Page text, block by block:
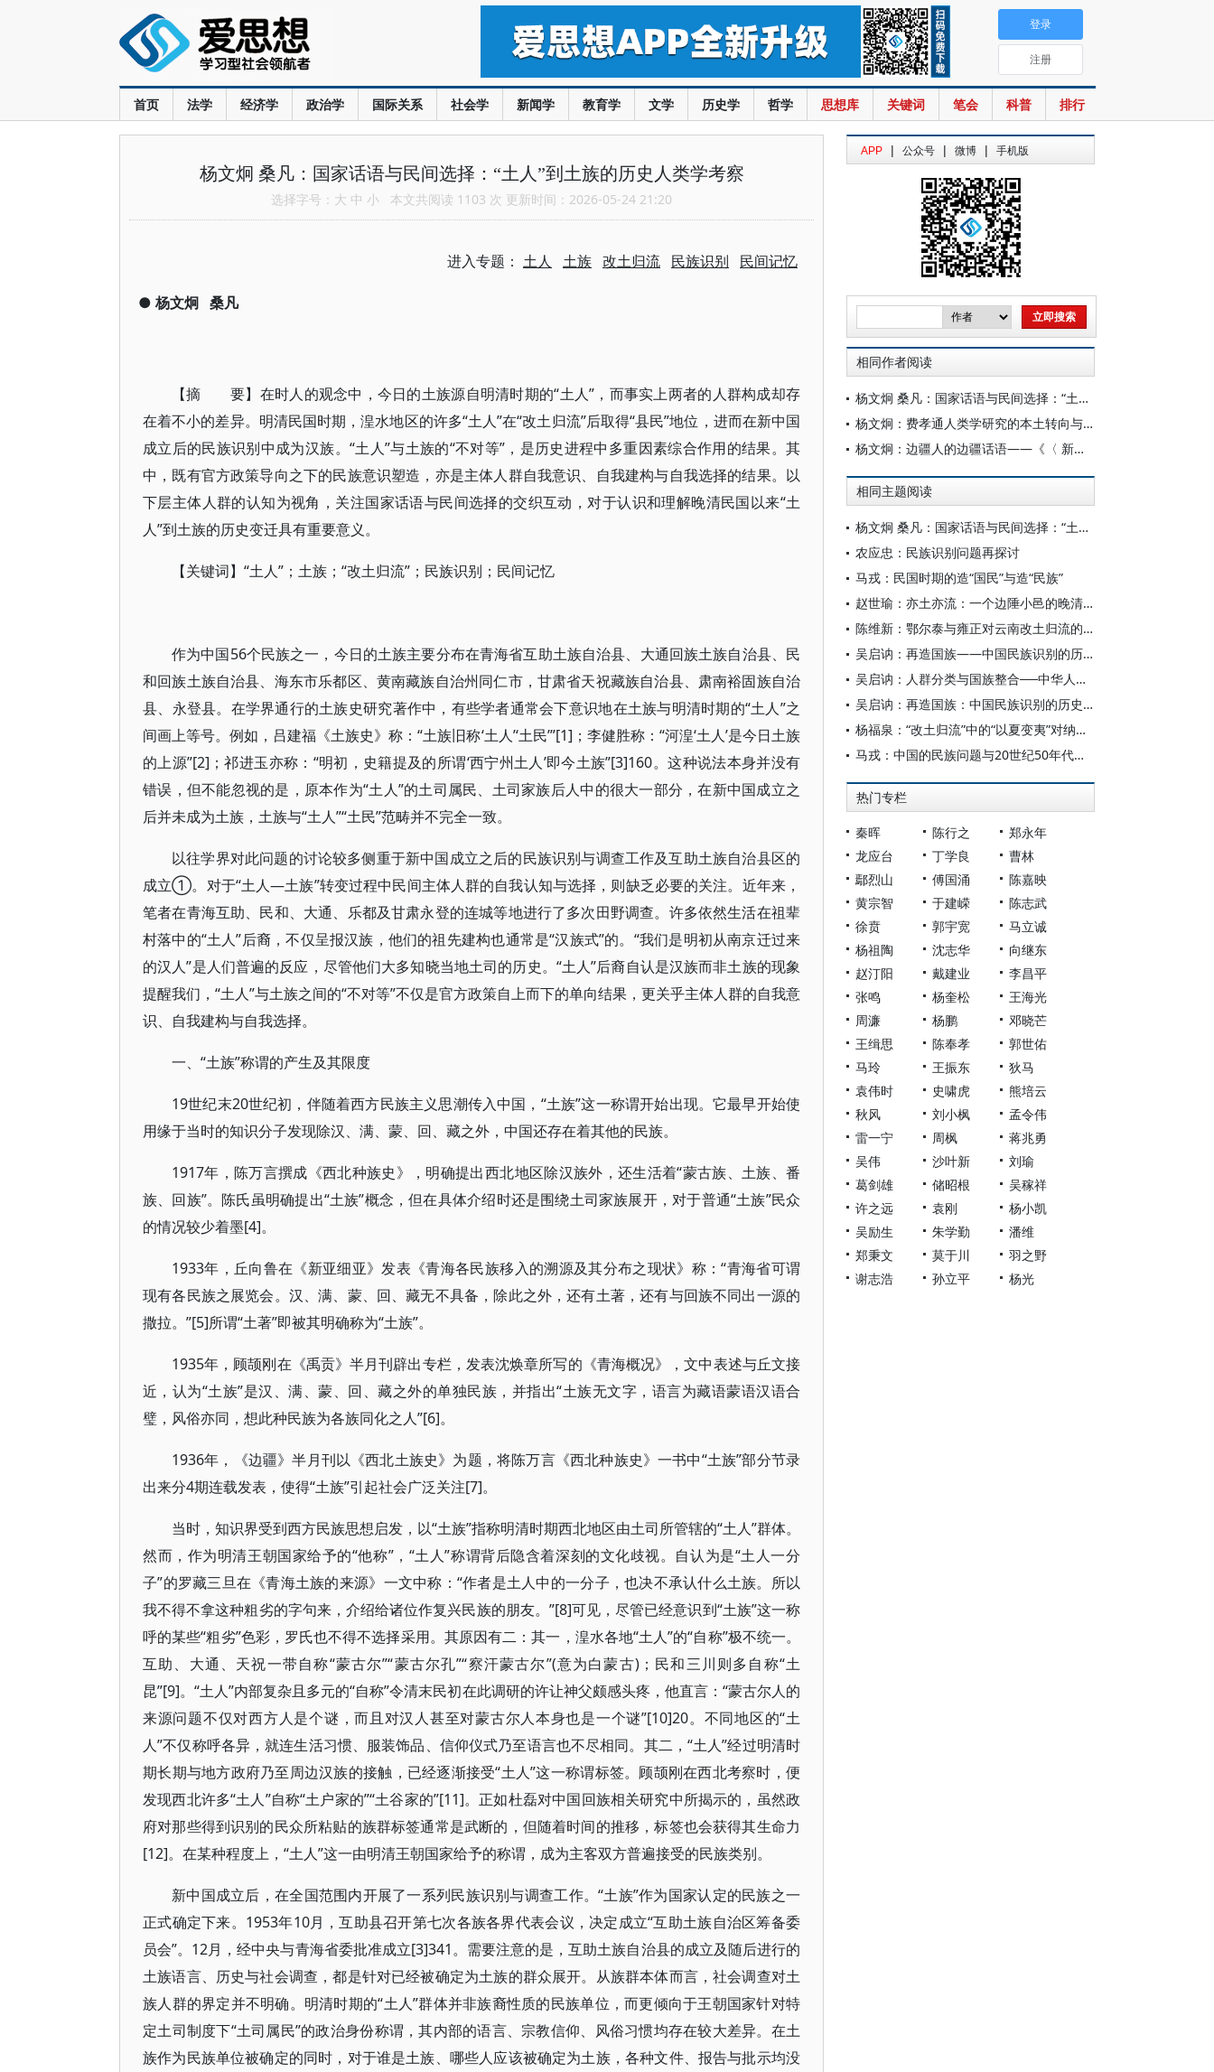
首页 法学 经济学 政治学 国际关系 社会学 新闻学 教育学 文学 历史学 哲学 思想库 关键词 笔会 科普 排行
登录
注册
杨文炯 桑凡：国家话语与民间选择：“土人”到土族的历史人类学考察
选择字号： 大 中 小 本文共阅读 1103 次 更新时间：2026-05-24 21:20
进入专题： 土人 土族 改土归流 民族识别 民间记忆
● 杨文炯 桑凡
【摘 要】在时人的观念中，今日的土族源自明清时期的“土人”，而事实上两者的人群构成却存
在着不小的差异。明清民国时期，湟水地区的许多“土人”在“改土归流”后取得“县民”地位，进而在新中国
成立后的民族识别中成为汉族。“土人”与土族的“不对等”，是历史进程中多重因素综合作用的结果。其
中，既有官方政策导向之下的民族意识塑造，亦是主体人群自我意识、自我建构与自我选择的结果。以
下层主体人群的认知为视角，关注国家话语与民间选择的交织互动，对于认识和理解晚清民国以来“土
人”到土族的历史变迁具有重要意义。
【关键词】“土人”；土族；“改土归流”；民族识别；民间记忆
作为中国56个民族之一，今日的土族主要分布在青海省互助土族自治县、大通回族土族自治县、民
和回族土族自治县、海东市乐都区、黄南藏族自治州同仁市，甘肃省天祝藏族自治县、肃南裕固族自治
县、永登县。在学界通行的土族史研究著作中，有些学者通常会下意识地在土族与明清时期的“土人”之
间画上等号。例如，吕建福《土族史》称：“土族旧称‘土人’‘土民’”[1]；李健胜称：“河湟‘土人’是今日土族
的上源”[2]；祁进玉亦称：“明初，史籍提及的所谓‘西宁州土人’即今土族”[3]160。这种说法本身并没有
错误，但不能忽视的是，原本作为“土人”的土司属民、土司家族后人中的很大一部分，在新中国成立之
后并未成为土族，土族与“土人”“土民”范畴并不完全一致。
以往学界对此问题的讨论较多侧重于新中国成立之后的民族识别与调查工作及互助土族自治县区的
成立①。对于“土人—土族”转变过程中民间主体人群的自我认知与选择，则缺乏必要的关注。近年来，
笔者在青海互助、民和、大通、乐都及甘肃永登的连城等地进行了多次田野调查。许多依然生活在祖辈
村落中的“土人”后裔，不仅呈报汉族，他们的祖先建构也通常是“汉族式”的。“我们是明初从南京迁过来
的汉人”是人们普遍的反应，尽管他们大多知晓当地土司的历史。“土人”后裔自认是汉族而非土族的现象
提醒我们，“土人”与土族之间的“不对等”不仅是官方政策自上而下的单向结果，更关乎主体人群的自我意
识、自我建构与自我选择。
一、“土族”称谓的产生及其限度
19世纪末20世纪初，伴随着西方民族主义思潮传入中国，“土族”这一称谓开始出现。它最早开始使
用缘于当时的知识分子发现除汉、满、蒙、回、藏之外，中国还存在着其他的民族。
1917年，陈万言撰成《西北种族史》，明确提出西北地区除汉族外，还生活着“蒙古族、土族、番
族、回族”。陈氏虽明确提出“土族”概念，但在具体介绍时还是围绕土司家族展开，对于普通“土族”民众
的情况较少着墨[4]。
1933年，丘向鲁在《新亚细亚》发表《青海各民族移入的溯源及其分布之现状》称：“青海省可谓
现有各民族之展览会。汉、满、蒙、回、藏无不具备，除此之外，还有土著，还有与回族不同出一源的
撒拉。”[5]所谓“土著”即被其明确称为“土族”。
1935年，顾颉刚在《禹贡》半月刊辟出专栏，发表沈焕章所写的《青海概况》，文中表述与丘文接
近，认为“土族”是汉、满、蒙、回、藏之外的单独民族，并指出“土族无文字，语言为藏语蒙语汉语合
璧，风俗亦同，想此种民族为各族同化之人”[6]。
1936年，《边疆》半月刊以《西北土族史》为题，将陈万言《西北种族史》一书中“土族”部分节录
出来分4期连载发表，使得“土族”引起社会广泛关注[7]。
当时，知识界受到西方民族思想启发，以“土族”指称明清时期西北地区由土司所管辖的“土人”群体。
然而，作为明清王朝国家给予的“他称”，“土人”称谓背后隐含着深刻的文化歧视。自认为是“土人一分
子”的罗藏三旦在《青海土族的来源》一文中称：“作者是土人中的一分子，也决不承认什么土族。所以
我不得不拿这种粗劣的字句来，介绍给诸位作复兴民族的朋友。”[8]可见，尽管已经意识到“土族”这一称
呼的某些“粗劣”色彩，罗氏也不得不选择采用。其原因有二：其一，湟水各地“土人”的“自称”极不统一。
互助、大通、天祝一带自称“蒙古尔”“蒙古尔孔”“察汗蒙古尔”(意为白蒙古)；民和三川则多自称“土
昆”[9]。“土人”内部复杂且多元的“自称”令清末民初在此调研的许让神父颇感头疼，他直言：“蒙古尔人的
来源问题不仅对西方人是个谜，而且对汉人甚至对蒙古尔人本身也是一个谜”[10]20。不同地区的“土
人”不仅称呼各异，就连生活习惯、服装饰品、信仰仪式乃至语言也不尽相同。其二，“土人”经过明清时
期长期与地方政府乃至周边汉族的接触，已经逐渐接受“土人”这一称谓标签。顾颉刚在西北考察时，便
发现西北许多“土人”自称“土户家的”“土谷家的”[11]。正如杜磊对中国回族相关研究中所揭示的，虽然政
府对那些得到识别的民众所粘贴的族群标签通常是武断的，但随着时间的推移，标签也会获得其生命力
[12]。在某种程度上，“土人”这一由明清王朝国家给予的称谓，成为主客双方普遍接受的民族类别。
新中国成立后，在全国范围内开展了一系列民族识别与调查工作。“土族”作为国家认定的民族之一
正式确定下来。1953年10月，互助县召开第七次各族各界代表会议，决定成立“互助土族自治区筹备委
员会”。12月，经中央与青海省委批准成立[3]341。需要注意的是，互助土族自治县的成立及随后进行的
土族语言、历史与社会调查，都是针对已经被确定为土族的群众展开。从族群本体而言，社会调查对土
族人群的界定并不明确。明清时期的“土人”群体并非族裔性质的民族单位，而更倾向于王朝国家针对特
定土司制度下“土司属民”的政治身份称谓，其内部的语言、宗教信仰、风俗习惯均存在较大差异。在土
族作为民族单位被确定的同时，对于谁是土族、哪些人应该被确定为土族，各种文件、报告与批示均没
APP | 公众号 | 微博 | 手机版
相同作者阅读
杨文炯 桑凡：国家话语与民间选择：“土人”到土族的历史人类学考察
杨文炯：费孝通人类学研究的本土转向与中国的多元现代性
杨文炯：边疆人的边疆话语——《〈 新青海〉校勘影印全本》的“边疆学”价值
相同主题阅读
杨文炯 桑凡：国家话语与民间选择：“土人”到土族的历史人类学考察
农应忠：民族识别问题再探讨
马戎：民国时期的造“国民”与造“民族”
赵世瑜：亦土亦流：一个边陲小邑的晚清困局
陈维新：鄂尔泰与雍正对云南改土归流的“君臣对话”——台北故宫博物院所藏朱批奏折选件
吴启讷：再造国族——中国民族识别的历史与政治面向
吴启讷：人群分类与国族整合──中华人民共和国民族识别政策的历史线索和政治面向
吴启讷：再造国族：中国民族识别的历史与政治面向
杨福泉：“改土归流”中的“以夏变夷”对纳西族社会的影响
马戎：中国的民族问题与20世纪50年代的“民族识别”
热门专栏
秦晖 陈行之
郑永年
龙应台
丁学良
曹林
鄢烈山
傅国涌
陈嘉映
黄宗智
于建嵘
陈志武
徐贲
郭宇宽
马立诚
杨祖陶
沈志华
向继东
赵汀阳
戴建业
李昌平
张鸣
杨奎松
王海光
周濂
杨鹏
邓晓芒
王缉思
陈奉孝
郭世佑
马玲
王振东
狄马
袁伟时
史啸虎
熊培云
秋风
刘小枫
孟令伟
雷一宁
周枫
蒋兆勇
吴伟
沙叶新
刘瑜
葛剑雄
储昭根
吴稼祥
许之远
袁刚
杨小凯
吴励生
朱学勤
潘维
郑秉文
莫于川
羽之野
谢志浩
孙立平 杨光